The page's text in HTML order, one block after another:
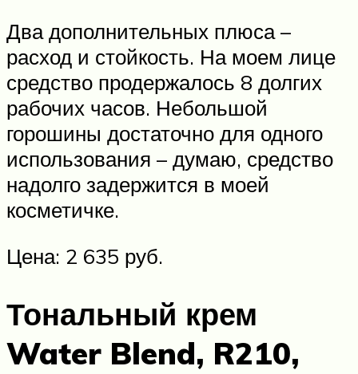
Два дополнительных плюса –
расход и стойкость. На моем лице
средство продержалось 8 долгих
рабочих часов. Небольшой
горошины достаточно для одного
использования – думаю, средство
надолго задержится в моей
косметичке.
Цена: 2 635 руб.
Тональный крем
Water Blend, R210,